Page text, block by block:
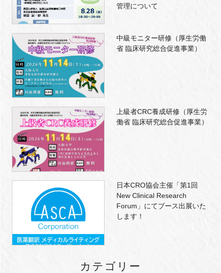
管理について
中級モニター研修（厚生労働
省 臨床研究総合促進事業）
上級者CRC養成研修（厚生労
働省 臨床研究総合促進事業）
日本CRO協会主催「第1回
New Clinical Research
Forum」にてブース出展いた
します！
カテゴリー